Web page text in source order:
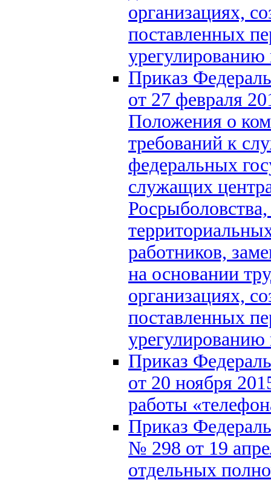
организациях,
поставленных
урегулированию
Приказ
от 27 февраля
Положения о
требований к
федеральных
служащих
работников,
на основании
организациях,
поставленных
урегулированию
Приказ
от 20 ноября
работы
Приказ
№ 298 от 19
отдельных